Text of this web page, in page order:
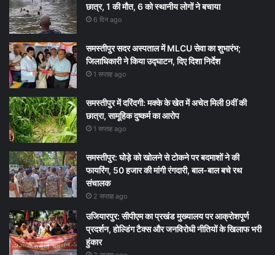
छात्र, 1 की मौत, 6 को स्थानीय लोगों ने बचाया
6 दिन ago
समस्तीपुर सदर अस्पताल में MLCU सेवा का शुभारंभ;
जिलाधिकारी ने किया उद्घाटन, दिए दिशा निर्देश
1 सप्ताह ago
समस्तीपुर में दरिंदगी: मक्के के खेत में अचेत मिली 9वीं की
छात्रा, सामूहिक दुष्कर्म का आरोप
1 सप्ताह ago
समस्तीपुर: घोड़े को खोलने से टोकने पर बदमाशों ने की
फायरिंग, 50 हजार की मांगी रंगदारी, बाल-बाल बचे रथ
संचालक
2 सप्ताह ago
उजियारपुर: सीपीएम का प्रखंड मुख्यालय पर आक्रोशपूर्ण
प्रदर्शन, होल्डिंग टैक्स और जनविरोधी नीतियों के खिलाफ भरी
हुंकार